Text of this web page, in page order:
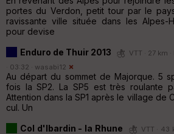
portes du Verdon, petit tour par le
ravissante ville située dans les Alpes-
pour devise
Enduro de Thuir 2013
VTT · 27 km
· 03:32 · wasabi12
Au départ du sommet de Majorque. 5
fois la SP2. La SP5 est très roulante
Attention dans la SP1 après le village de
cul. Un
Col d'Ibardin - la Rhune
VTT · 43